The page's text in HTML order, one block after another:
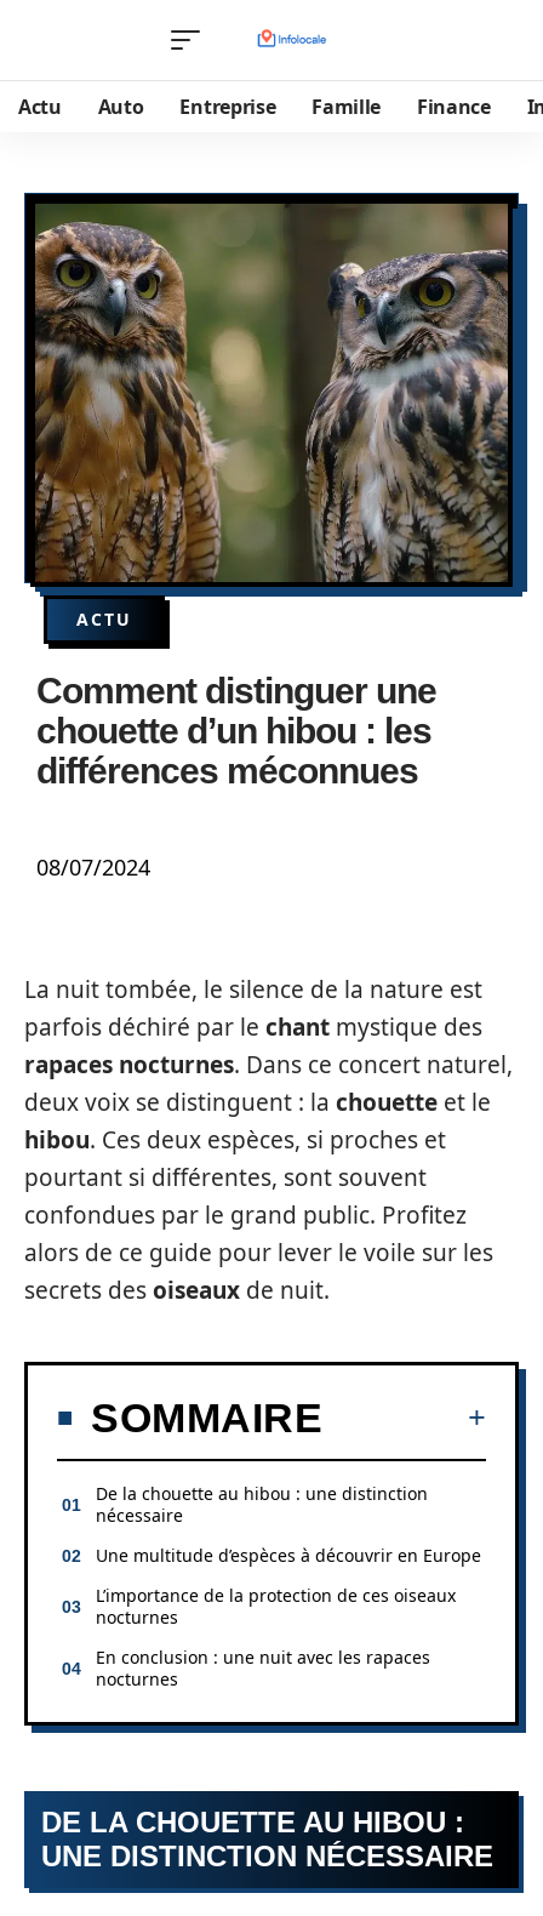
Actu Auto Entreprise Famille Finance
ACTU
Comment distinguer une
chouette d’un hibou : les
différences méconnues
08/07/2024
La nuit tombée, le silence de la nature est
parfois déchiré par le chant mystique des
rapaces nocturnes. Dans ce concert naturel,
deux voix se distinguent : la chouette et le
hibou. Ces deux espèces, si proches et
pourtant si différentes, sont souvent
confondues par le grand public. Profitez
alors de ce guide pour lever le voile sur les
secrets desoiseaux de nuit.
SOMMAIRE
De la chouette au hibou : une distinction
nécessaire
Une multitude d’espèces à découvrir en Europe
L’importance de la protection de ces oiseaux
nocturnes
En conclusion : une nuit avec les rapaces
nocturnes
DE LA CHOUETTE AU HIBOU :
UNE DISTINCTION NÉCESSAIRE